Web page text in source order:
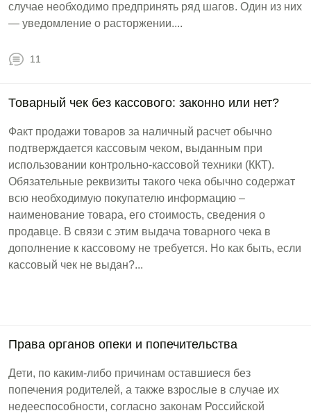
случае необходимо предпринять ряд шагов. Один из них
— уведомление о расторжении....
11
Товарный чек без кассового: законно или нет?
Факт продажи товаров за наличный расчет обычно
подтверждается кассовым чеком, выданным при
использовании контрольно-кассовой техники (ККТ).
Обязательные реквизиты такого чека обычно содержат
всю необходимую покупателю информацию –
наименование товара, его стоимость, сведения о
продавце. В связи с этим выдача товарного чека в
дополнение к кассовому не требуется. Но как быть, если
кассовый чек не выдан?...
Права органов опеки и попечительства
Дети, по каким-либо причинам оставшиеся без
попечения родителей, а также взрослые в случае их
недееспособности, согласно законам Российской